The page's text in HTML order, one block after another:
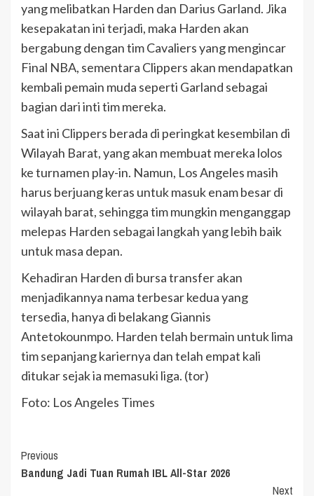
yang melibatkan Harden dan Darius Garland. Jika
kesepakatan ini terjadi, maka Harden akan
bergabung dengan tim Cavaliers yang mengincar
Final NBA, sementara Clippers akan mendapatkan
kembali pemain muda seperti Garland sebagai
bagian dari inti tim mereka.
Saat ini Clippers berada di peringkat kesembilan di
Wilayah Barat, yang akan membuat mereka lolos
ke turnamen play-in. Namun, Los Angeles masih
harus berjuang keras untuk masuk enam besar di
wilayah barat, sehingga tim mungkin menganggap
melepas Harden sebagai langkah yang lebih baik
untuk masa depan.
Kehadiran Harden di bursa transfer akan
menjadikannya nama terbesar kedua yang
tersedia, hanya di belakang Giannis
Antetokounmpo. Harden telah bermain untuk lima
tim sepanjang kariernya dan telah empat kali
ditukar sejak ia memasuki liga. (tor)
Foto: Los Angeles Times
Continue
Reading
Previous
Bandung Jadi Tuan Rumah IBL All-Star 2026
Next